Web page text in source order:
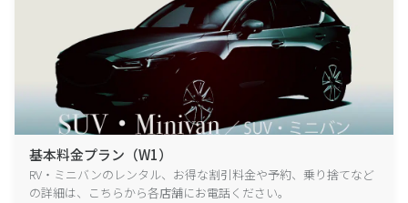
基本料金プラン（W1）
RV・ミニバンのレンタル、お得な割引料金や予約、乗り捨てなど
の詳細は、こちらから各店舗にお電話ください。